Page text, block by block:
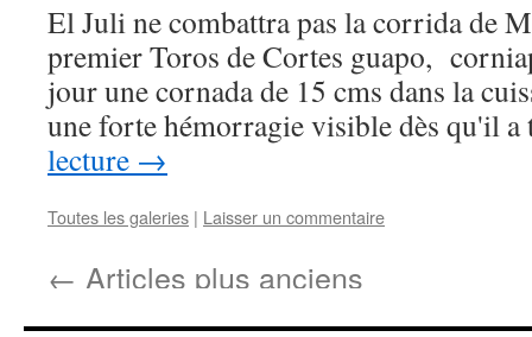
El Juli ne combattra pas la corrida de
premier Toros de Cortes guapo,
jour une cornada de 15 cms dans la
une forte hémorragie visible dès qu'il
lecture →
Toutes les galeries | Laisser un commentaire
← Articles plus anciens